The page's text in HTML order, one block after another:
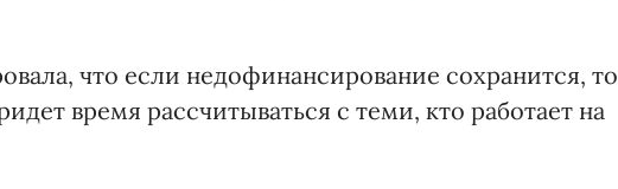
что если недофинансирование сохранится, то
время рассчитываться с теми, кто работает на